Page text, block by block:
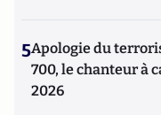
5Apologie du
700, le chanteur à
2026